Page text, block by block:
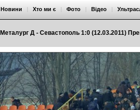
Металург Д - Севастополь 1:0 (12.03.2011)
Новини | Хто ми є | Фото | Відео |